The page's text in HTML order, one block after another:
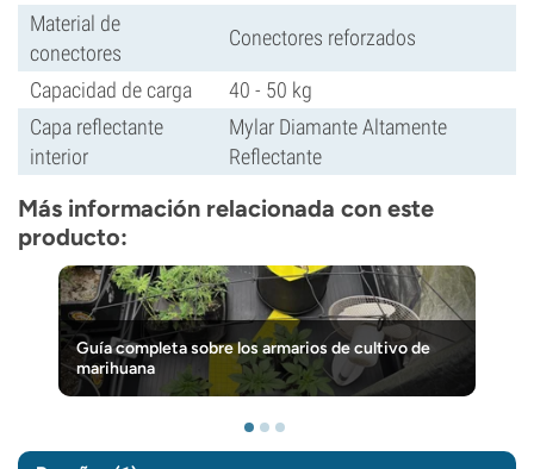
Material de
conectores
Conectores reforzados
Capacidad de carga
40 - 50 kg
Capa reflectante
interior
Mylar Diamante Altamente
Reflectante
Más información relacionada con este
producto:
Guía completa sobre los armarios de cultivo de
marihuana